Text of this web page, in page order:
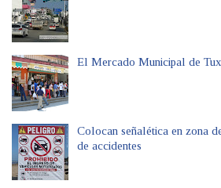
El Mercado Municipal de
Colocan señalética en zona
de accidentes